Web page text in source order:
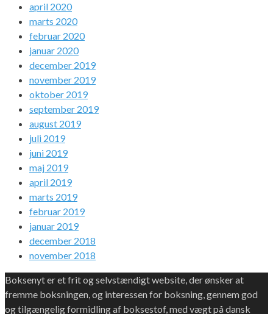
april 2020
marts 2020
februar 2020
januar 2020
december 2019
november 2019
oktober 2019
september 2019
august 2019
juli 2019
juni 2019
maj 2019
april 2019
marts 2019
februar 2019
januar 2019
december 2018
november 2018
Boksenyt er et frit og selvstændigt website, der ønsker at
fremme boksningen, og interessen for boksning, gennem god
og tilgængelig formidling af boksestof, med vægt på dansk